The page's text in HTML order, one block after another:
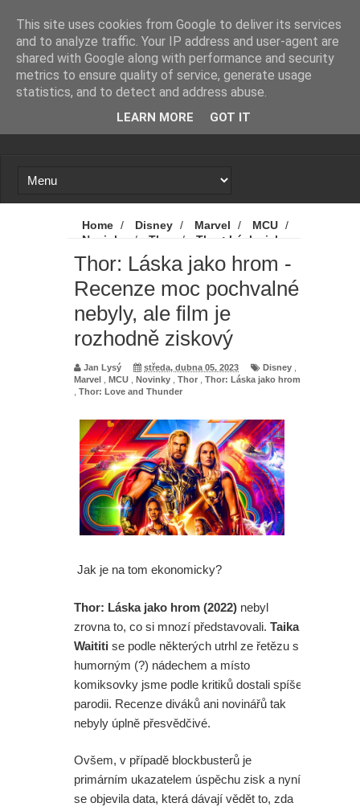
Loading...
Home / Disney / Marvel / MCU /
Novinky
/ Thor /
Thor: Láska jako
hrom
Thor: Love and Thunder
Thor: Láska jako hrom - Recenze moc
pochvalné nebyly, ale film je rozhodně
ziskový
Thor: Láska jako hrom -
Recenze moc pochvalné
nebyly, ale film je
rozhodně ziskový
Jan Lysý středa, dubna 05, 2023 Disney
Marvel
MCU Novinky Thor
Thor: Láska jako hrom
Thor: Love and Thunder
Jak je na tom ekonomicky?
Thor: Láska jako hrom (2022) nebyl
zrovna to, co si mnozí představovali. Taika
Waititi se podle některých utrhl ze řetězu s
humorným (?) nádechem a místo
komiksovky jsme podle kritiků dostali spíše
parodii. Recenze diváků ani novinářů tak
nebyly úplně přesvědčivé.
Ovšem, v případě blockbusterů je
primárním ukazatelem úspěchu zisk a nyní
se objevila data, která dávají vědět to, zda
This site uses cookies from Google to deliver its services
and to analyze traffic. Your IP address and user-agent are
shared with Google along with performance and security
metrics to ensure quality of service, generate usage
statistics, and to detect and address abuse.
LEARN MORE GOT IT